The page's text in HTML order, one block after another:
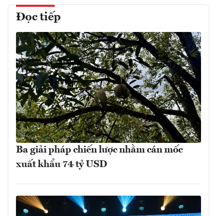
Đọc tiếp
Ba giải pháp chiến lược nhằm cán mốc
xuất khẩu 74 tỷ USD